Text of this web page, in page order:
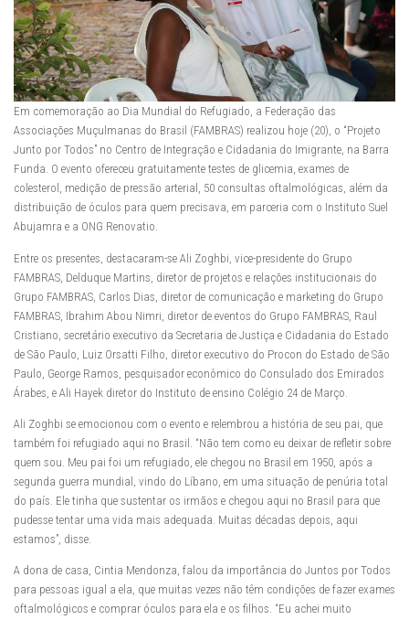
Em comemoração ao Dia Mundial do Refugiado, a Federação das
Associações Muçulmanas do Brasil (FAMBRAS) realizou hoje (20), o “Projeto
Junto por Todos” no Centro de Integração e Cidadania do Imigrante, na Barra
Funda. O evento ofereceu gratuitamente testes de glicemia, exames de
colesterol, medição de pressão arterial, 50 consultas oftalmológicas, além da
distribuição de óculos para quem precisava, em parceria com o Instituto Suel
Abujamra e a ONG Renovatio.
Entre os presentes, destacaram-se Ali Zoghbi, vice-presidente do Grupo
FAMBRAS, Delduque Martins, diretor de projetos e relações institucionais do
Grupo FAMBRAS, Carlos Dias, diretor de comunicação e marketing do Grupo
FAMBRAS, Ibrahim Abou Nimri, diretor de eventos do Grupo FAMBRAS, Raul
Cristiano, secretário executivo da Secretaria de Justiça e Cidadania do Estado
de São Paulo, Luiz Orsatti Filho, diretor executivo do Procon do Estado de São
Paulo, George Ramos, pesquisador econômico do Consulado dos Emirados
Árabes, e Ali Hayek diretor do Instituto de ensino Colégio 24 de Março.
Ali Zoghbi se emocionou com o evento e relembrou a história de seu pai, que
também foi refugiado aqui no Brasil. “Não tem como eu deixar de refletir sobre
quem sou. Meu pai foi um refugiado, ele chegou no Brasil em 1950, após a
segunda guerra mundial, vindo do Líbano, em uma situação de penúria total
do país. Ele tinha que sustentar os irmãos e chegou aqui no Brasil para que
pudesse tentar uma vida mais adequada. Muitas décadas depois, aqui
estamos”, disse.
A dona de casa, Cintia Mendonza, falou da importância do Juntos por Todos
para pessoas igual a ela, que muitas vezes não têm condições de fazer exames
oftalmológicos e comprar óculos para ela e os filhos. “Eu achei muito